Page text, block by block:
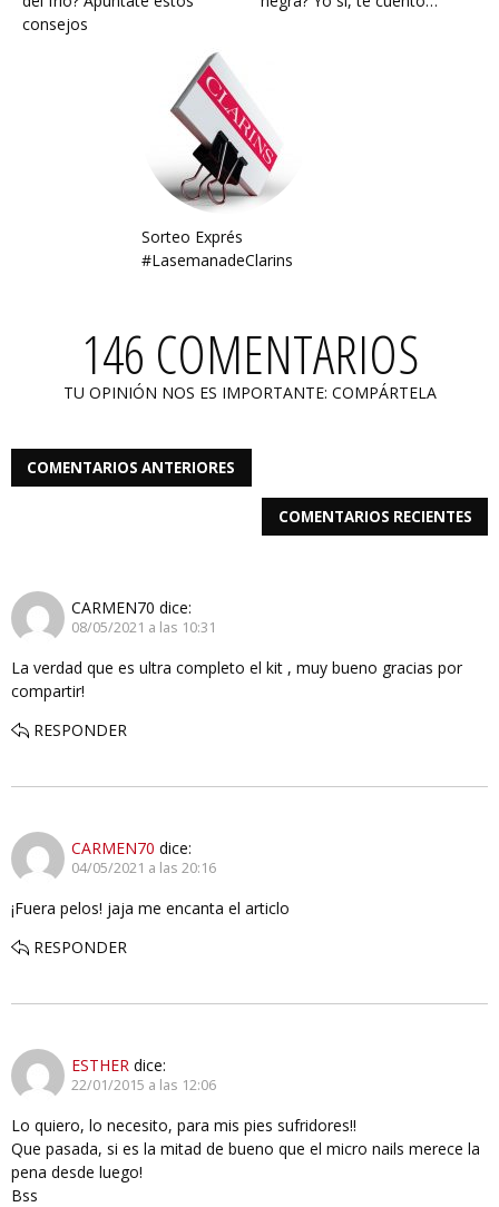
consejos
Sorteo Exprés
#LasemanadeClarins
146 COMENTARIOS
TU OPINIÓN NOS ES IMPORTANTE: COMPÁRTELA
COMENTARIOS ANTERIORES
COMENTARIOS RECIENTES
CARMEN70 dice:
08/05/2021 a las 10:31
La verdad que es ultra completo el kit , muy bueno gracias por
compartir!
RESPONDER
CARMEN70 dice:
04/05/2021 a las 20:16
¡Fuera pelos! jaja me encanta el articlo
RESPONDER
ESTHER dice:
22/01/2015 a las 12:06
Lo quiero, lo necesito, para mis pies sufridores!!
Que pasada, si es la mitad de bueno que el micro nails merece la
pena desde luego!
Bss